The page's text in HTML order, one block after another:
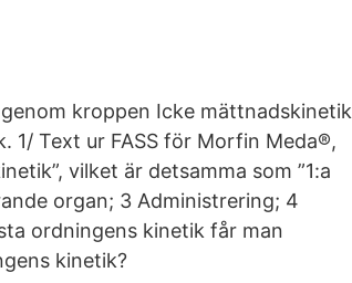
kroppen Icke mättnadskinetik
Text ur FASS för Morfin Meda®,
vilket är detsamma som ”1:a
organ; 3 Administrering; 4
ordningens kinetik får man
kinetik?